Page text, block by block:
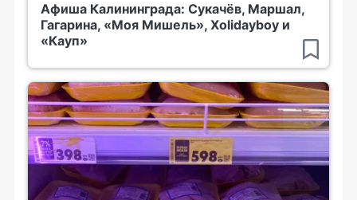
Афиша Калининграда: Сукачёв, Маршал,
Гагарина, «Моя Мишель», Xolidayboy и
«Кауп»